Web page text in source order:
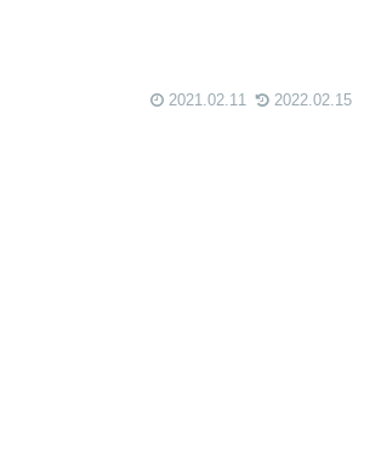
2021.02.11 2022.02.15